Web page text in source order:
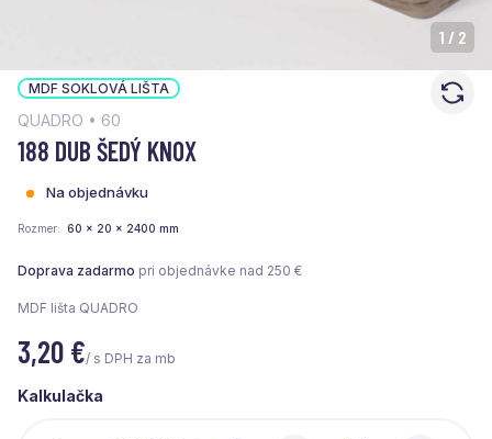
1 / 2
MDF SOKLOVÁ LIŠTA
QUADRO • 60
188 DUB ŠEDÝ KNOX
Na objednávku
Rozmer 60 x 20 x 2400 mm
Doprava zadarmo pri objednávke nad 250 €
MDF lišta QUADRO
3,20 €/ s DPH za mb
Kalkulačka